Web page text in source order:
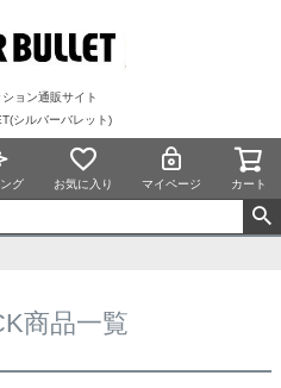
ション通販サイト
シルバーバレット)
グ お気に入り マイページ カート
商品一覧